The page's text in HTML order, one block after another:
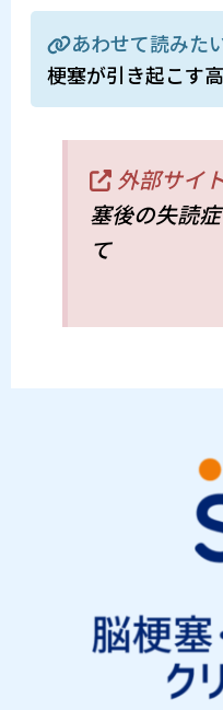
あわせて読みた
梗塞が引き起こす
外部サイ
塞後の失読
て